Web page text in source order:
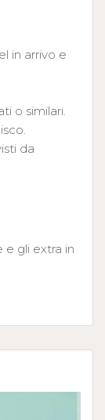
in arrivo e
o similari.
da
e gli extra in